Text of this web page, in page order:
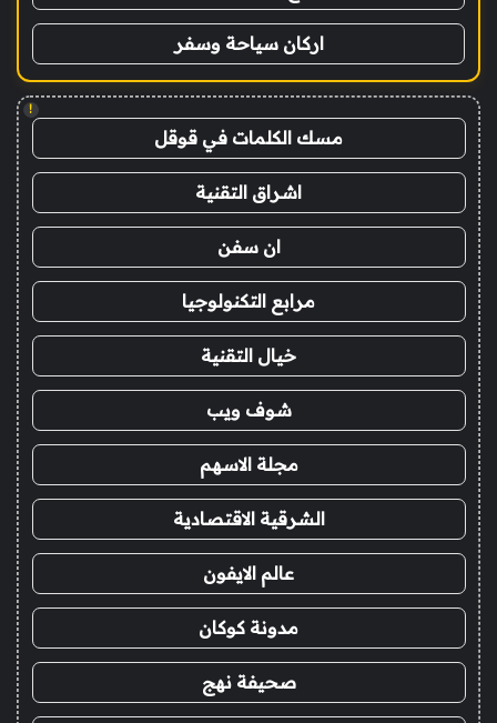
اركان سياحة وسفر
!
مسك الكلمات في قوقل
اشراق التقنية
ان سفن
مرابع التكنولوجيا
خيال التقنية
شوف ويب
مجلة الاسهم
الشرقية الاقتصادية
عالم الايفون
مدونة كوكان
صحيفة نهج